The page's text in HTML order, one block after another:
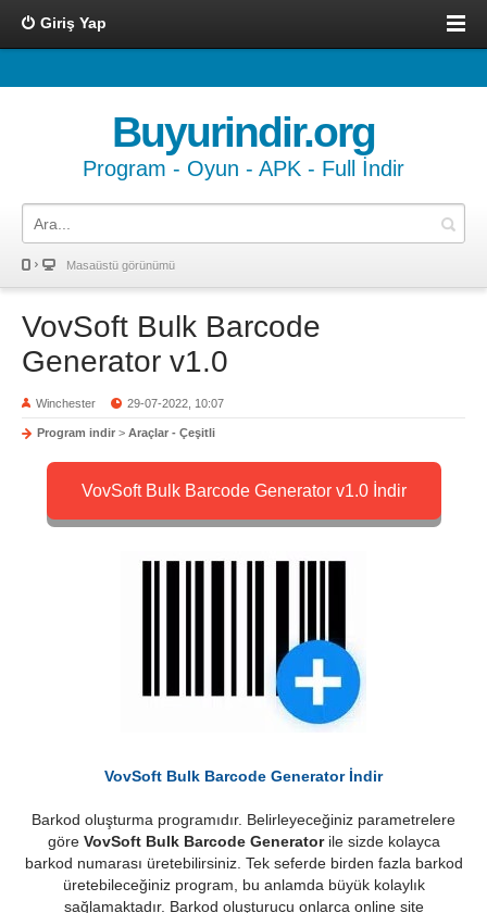
Giriş Yap
Buyurindir.org
Program - Oyun - APK - Full İndir
Masaüstü görünümü
VovSoft Bulk Barcode
Generator v1.0
Winchester 29-07-2022, 10:07
Program indir > Araçlar - Çeşitli
VovSoft Bulk Barcode Generator v1.0 İndir
VovSoft Bulk Barcode Generator İndir
Barkod oluşturma programıdır. Belirleyeceğiniz parametrelere
göre VovSoft Bulk Barcode Generatorile sizde kolayca
barkod numarası üretebilirsiniz. Tek seferde birden fazla barkod
üretebileceğiniz program, bu anlamda büyük kolaylık
sağlamaktadır. Barkod oluşturucu onlarca online site